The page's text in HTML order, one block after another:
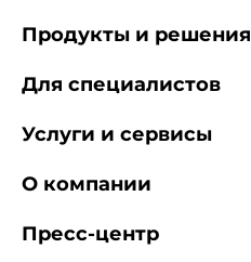
Продукты и решения
Для специалистов
Услуги и сервисы
О компании
Пресс-центр